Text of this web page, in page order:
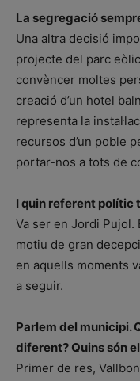
La segregació
Una altra decisió
projecte del parc
convèncer moltes
creació d’un hotel
representa la
recursos d’un poble
portar-nos a tots de
I quin referent polític
Va ser en Jordi Pujol.
motiu de gran
en aquells moments
a seguir.
Parlem del municipi.
diferent? Quins són
Primer de res,